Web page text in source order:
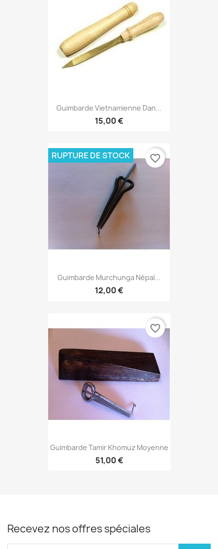
Guimbarde Vietnamienne Dan...
15,00 €
Guimbarde Murchunga Népal...
12,00 €
RUPTURE DE STOCK favorite_border
Guimbarde Tamir Khomuz Moyenne
51,00 €
favorite_border
Recevez nos offres spéciales